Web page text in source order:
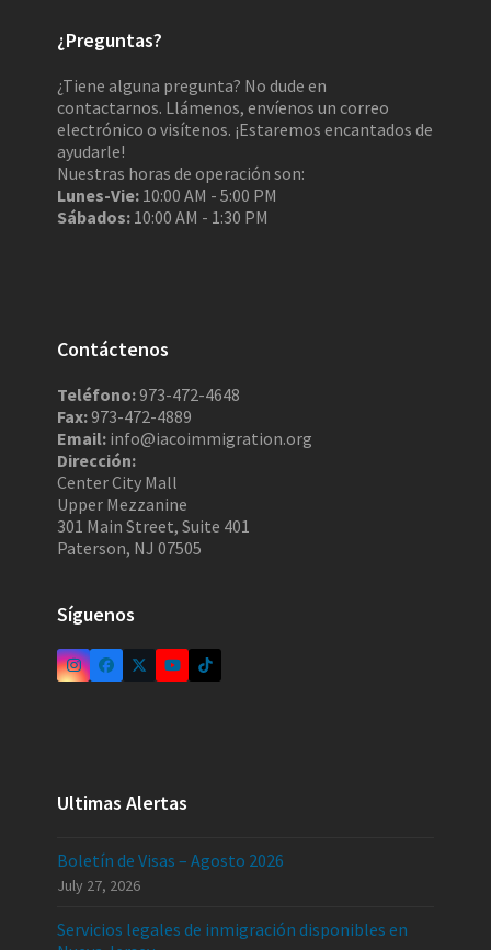
¿Preguntas?
¿Tiene alguna pregunta? No dude en
contactarnos. Llámenos, envíenos un correo
electrónico o visítenos. ¡Estaremos encantados de
ayudarle!
Nuestras horas de operación son:
Lunes-Vie: 10:00 AM - 5:00 PM
Sábados: 10:00 AM - 1:30 PM
Contáctenos
Teléfono:973-472-4648
Fax:973-472-4889
Email: info@iacoimmigration.org
Dirección:
Center City Mall
Upper Mezzanine
301 Main Street, Suite 401
Paterson, NJ 07505
Síguenos
Ultimas Alertas
Boletín de Visas – Agosto 2026
July 27, 2026
Servicios legales de inmigración disponibles en